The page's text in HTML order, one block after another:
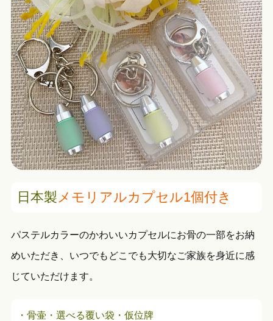
日本製 メモリアルカプセル1個付き
パステルカラーのかわいいカプセルにお骨の一部をお納
めいただき、いつでもどこでも大切なご家族を身近に感
じていただけます。
・骨壷・選べる覆い袋・仮位牌